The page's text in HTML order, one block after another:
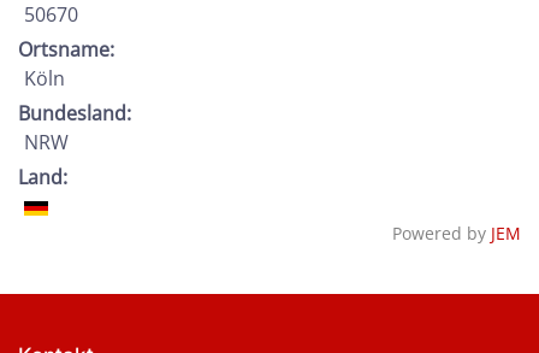
50670
Ortsname:
Köln
Bundesland:
NRW
Land:
Powered by JEM